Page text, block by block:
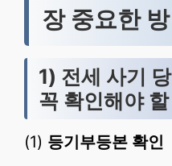
장 중요한
1) 전세 사기
꼭 확인해야
(1) 등기부등본 확인